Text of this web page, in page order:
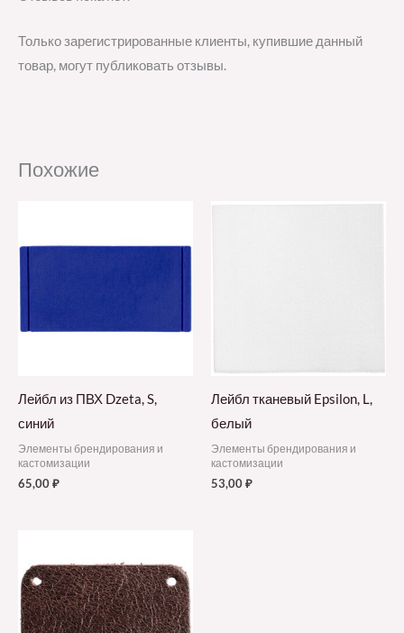
Только зарегистрированные клиенты, купившие данный
товар, могут публиковать отзывы.
Похожие
Лейбл из ПВХ Dzeta, S,
синий
Элементы брендирования и
кастомизации
65,00₽
Лейбл тканевый Epsilon, L,
белый
Элементы брендирования и
кастомизации
53,00₽